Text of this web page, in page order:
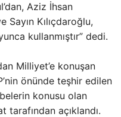
Aziz İhsan
Sayın Kılıçdaroğlu,
kullanmıştır” dedi.
Milliyet’e konuşan
önünde teşhir edilen
konusu olan
tarafından açıklandı.